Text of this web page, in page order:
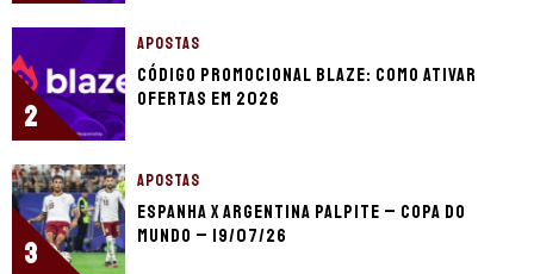
2
APOSTAS
Código promocional Blaze: como ativar
ofertas em 2026
3
APOSTAS
Espanha x Argentina palpite – Copa do
Mundo – 19/07/26